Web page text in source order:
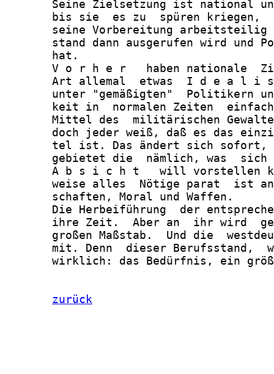
Seine Zielsetzung ist national
bis sie  es zu  spüren kriegen,
seine Vorbereitung
stand dann ausgerufen wird und
       hat.
V o r h e r   haben nationale
Art allemal  etwas  I d e a l i
unter "gemäßigten"  Politikern
keit in  normalen Zeiten
Mittel des  militärischen
doch jeder weiß, daß es das
tel ist. Das ändert sich
gebietet die  nämlich, was
A b s i c h t   will vorstellen
weise alles  Nötige parat  ist
       schaften, Moral und Waffen.
Die Herbeiführung  der
ihre Zeit.  Aber an  ihr wird
großen Maßstab.  Und die
mit. Denn  dieser Berufsstand,
wirklich: das Bedürfnis, ein
zurück